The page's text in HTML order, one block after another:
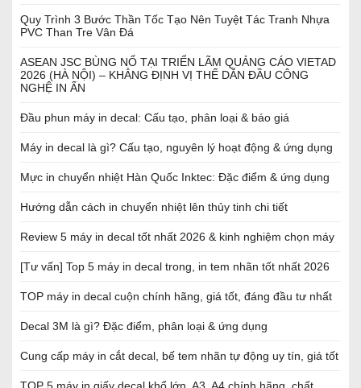
Quy Trình 3 Bước Thần Tốc Tạo Nên Tuyệt Tác Tranh Nhựa
PVC Than Tre Vân Đá
ASEAN JSC BÙNG NỔ TẠI TRIỂN LÃM QUẢNG CÁO VIETAD
2026 (HÀ NỘI) – KHẲNG ĐỊNH VỊ THẾ DẪN ĐẦU CÔNG
NGHỆ IN ẤN
Đầu phun máy in decal: Cấu tạo, phân loại & báo giá
Máy in decal là gì? Cấu tạo, nguyên lý hoạt động & ứng dụng
Mực in chuyển nhiệt Hàn Quốc Inktec: Đặc điểm & ứng dụng
Hướng dẫn cách in chuyển nhiệt lên thủy tinh chi tiết
Review 5 máy in decal tốt nhất 2026 & kinh nghiệm chọn máy
[Tư vấn] Top 5 máy in decal trong, in tem nhãn tốt nhất 2026
TOP máy in decal cuộn chính hãng, giá tốt, đáng đầu tư nhất
Decal 3M là gì? Đặc điểm, phân loại & ứng dụng
Cung cấp máy in cắt decal, bế tem nhãn tự động uy tín, giá tốt
TOP 5 máy in giấy decal khổ lớn, A3, A4 chính hãng, chất